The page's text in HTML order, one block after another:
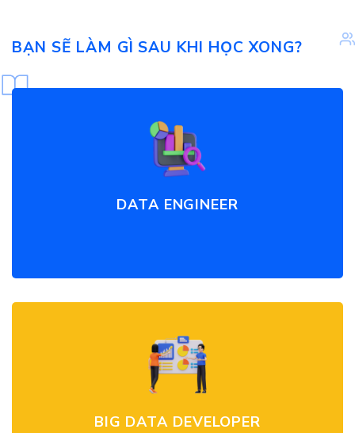
BẠN SẼ LÀM GÌ SAU KHI HỌC XONG?
DATA ENGINEER
BIG DATA DEVELOPER